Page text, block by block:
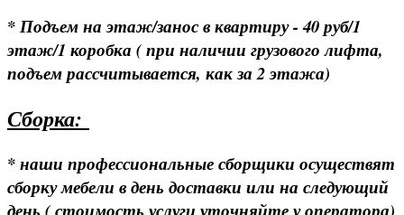
* Подъем на этаж/занос в квартиру - 40 руб/1
этаж/1 коробка ( при наличии грузового лифта,
подъем рассчитывается, как за 2 этажа)
Сборка:
* наши профессиональные сборщики осуществят
сборку мебели в день доставки или на следующий
день ( стоимость услуги уточняйте у оператора)